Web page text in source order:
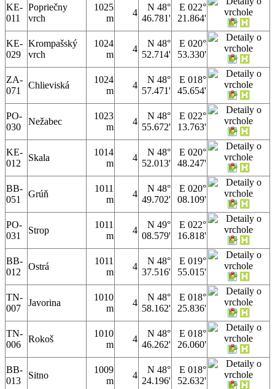
KE-
011
Popriečny
vrch
1025
m
4
N 48°
46.781'
E 022°
21.864'
KE-
029
Krompašský
vrch
1024
m
4
N 48°
52.714'
E 020°
53.330'
ZA-
071
Chlieviská
1024
m
4
N 48°
57.471'
E 018°
45.654'
PO-
030
Nežabec
1023
m
4
N 48°
55.672'
E 022°
13.763'
KE-
012
Skala
1014
m
4
N 48°
52.013'
E 020°
48.247'
BB-
051
Grúň
1011
m
4
N 48°
49.702'
E 020°
08.109'
PO-
031
Strop
1011
m
4
N 49°
08.579'
E 022°
16.818'
BB-
012
Ostrá
1011
m
4
N 48°
37.516'
E 019°
55.015'
TN-
007
Javorina
1010
m
4
N 48°
58.162'
E 018°
25.836'
TN-
006
Rokoš
1010
m
4
N 48°
46.262'
E 018°
26.060'
BB-
013
Sitno
1009
m
4
N 48°
24.196'
E 018°
52.632'